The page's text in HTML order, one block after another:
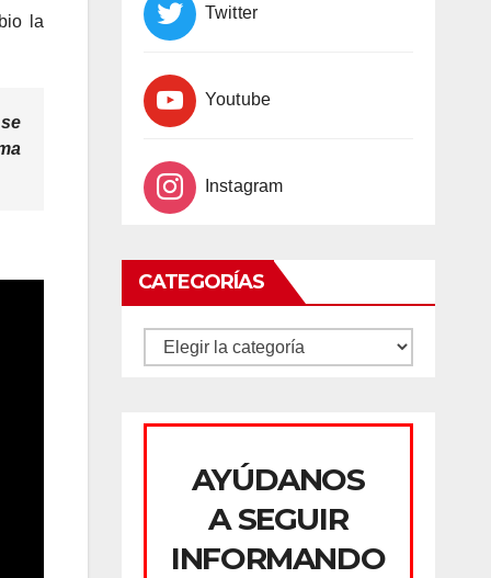
la
Twitter
Youtube
Instagram
CATEGORÍAS
CATEGORÍAS
AYÚDANOS
A SEGUIR
INFORMANDO